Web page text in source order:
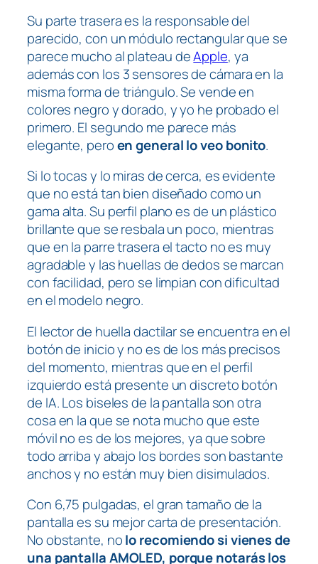
Su parte trasera es la responsable del
parecido, con un módulo rectangular que se
parece mucho alplateaudeApple, ya
además con los 3 sensores de cámara en la
misma forma de triángulo. Se vende en
colores negro y dorado, y yo he probado el
primero. El segundo me parece más
elegante, peroen general lo veo bonito.
Si lo tocas y lo miras de cerca, es evidente
que no está tan bien diseñado como un
gama alta. Su perfil plano es de un plástico
brillante que se resbala un poco, mientras
que en la parre trasera el tacto no es muy
agradable y las huellas de dedos se marcan
con facilidad, pero se limpian con dificultad
en el modelo negro.
El lector de huella dactilar se encuentra en el
botón de inicio y no es de los más precisos
del momento, mientras que en el perfil
izquierdo está presente un discreto botón
de IA. Los biseles de la pantalla son otra
cosa en la que se nota mucho que este
móvil no es de los mejores, ya que sobre
todo arriba y abajo los bordes son bastante
anchos y no están muy bien disimulados.
Con 6,75 pulgadas, el gran tamaño de la
pantalla es su mejor carta de presentación.
No obstante, nolo recomiendo si vienes de
una pantalla AMOLED, porque notarás los